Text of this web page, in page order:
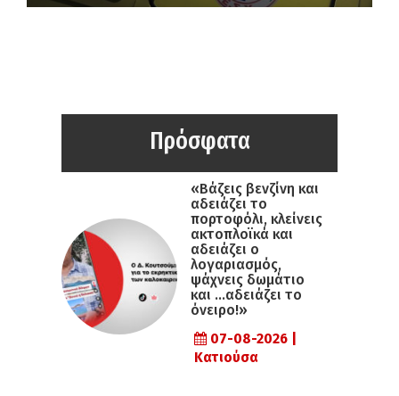
Πρόσφατα
«Βάζεις βενζίνη και
αδειάζει το
πορτοφόλι, κλείνεις
ακτοπλοϊκά και
αδειάζει ο
λογαριασμός,
ψάχνεις δωμάτιο
και …αδειάζει το
όνειρο!»
07-08-2026 |
Κατιούσα